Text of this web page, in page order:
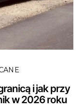
i jak przy
w 2026 roku